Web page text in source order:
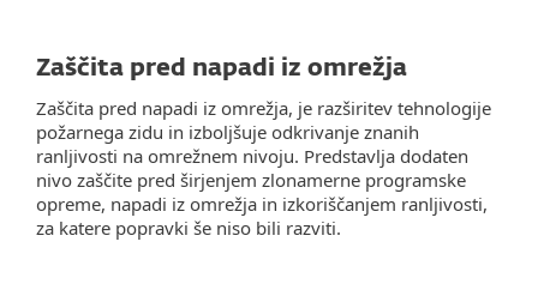
Zaščita pred napadi iz omrežja
Zaščita pred napadi iz omrežja, je razširitev tehnologije
požarnega zidu in izboljšuje odkrivanje znanih
ranljivosti na omrežnem nivoju. Predstavlja dodaten
nivo zaščite pred širjenjem zlonamerne programske
opreme, napadi iz omrežja in izkoriščanjem ranljivosti,
za katere popravki še niso bili razviti.